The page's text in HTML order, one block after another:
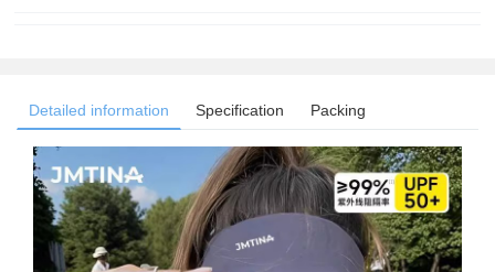
Detailed information Specification Packing